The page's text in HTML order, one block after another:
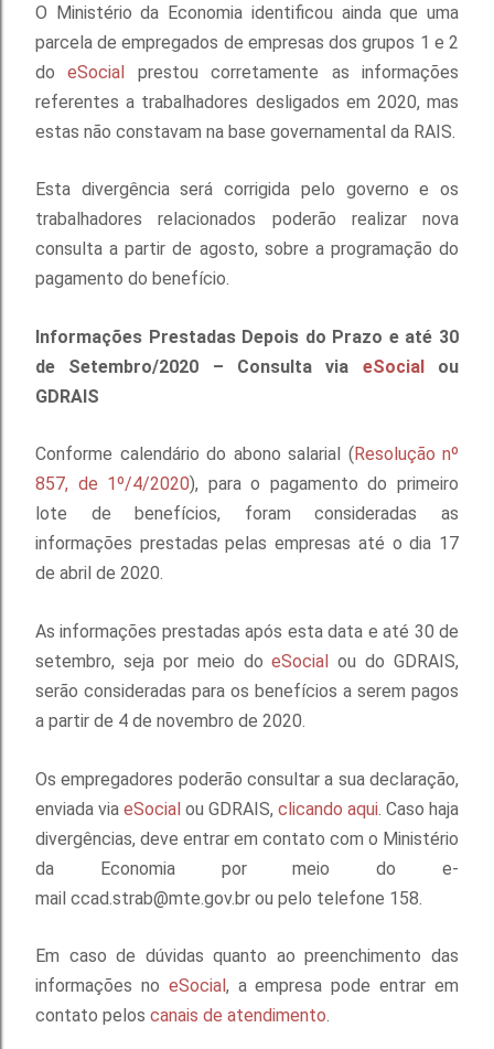
O Ministério da Economia identificou ainda que uma
parcela de empregados de empresas dos grupos 1 e 2
doeSocial prestou corretamente as informações
referentes a trabalhadores desligados em 2020, mas
estas não constavam na base governamental da RAIS.
Esta divergência será corrigida pelo governo e os
trabalhadores relacionados poderão realizar nova
consulta a partir de agosto, sobre a programação do
pagamento do benefício.
Informações Prestadas Depois do Prazo e até 30
de Setembro/2020 – Consulta via eSocialou
GDRAIS
Conforme calendário do abono salarial ( Resolução nº
857, de 1º/4/2020), para o pagamento do primeiro
lote de benefícios, foram consideradas as
informações prestadas pelas empresas até o dia 17
de abril de 2020.
As informações prestadas após esta data e até 30 de
setembro, seja por meio doeSocial ou do GDRAIS,
serão consideradas para os benefícios a serem pagos
a partir de 4 de novembro de 2020.
Os empregadores poderão consultar a sua declaração,
enviada via eSocial ou GDRAIS, clicando aqui . Caso haja
divergências, deve entrar em contato com o Ministério
da Economia por meio do e-
mail ccad.strab@mte.gov.br ou pelo telefone 158.
Em caso de dúvidas quanto ao preenchimento das
informações no eSocial, a empresa pode entrar em
contato pelos canais de atendimento.